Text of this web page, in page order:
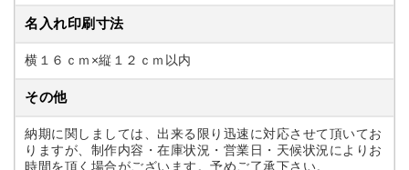
名入れ印刷寸法
横１６ｃｍ×縦１２ｃｍ以内
その他
納期に関しましては、出来る限り迅速に対応させて頂いてお
りますが、制作内容・在庫状況・営業日・天候状況によりお
時間を頂く場合がございます。予めご了承下さい。